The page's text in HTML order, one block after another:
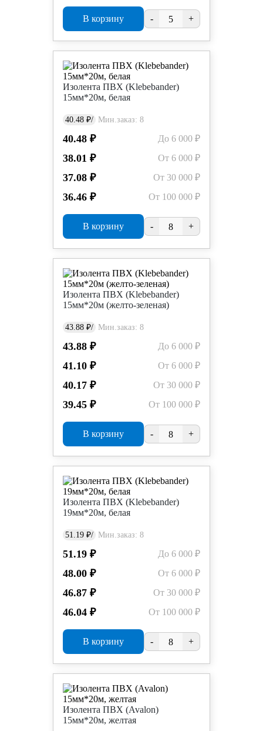
В корзину - +
Изолента ПВХ (Klebebander)
15мм*20м, белая
40.48 ₽/ Мин.заказ: 8
40.48 ₽ До 6 000 ₽
38.01 ₽ От 6 000 ₽
37.08 ₽ От 30 000 ₽
36.46 ₽ От 100 000 ₽
В корзину - +
Изолента ПВХ (Klebebander)
15мм*20м (желто-зеленая)
43.88 ₽/ Мин.заказ: 8
43.88 ₽ До 6 000 ₽
41.10 ₽ От 6 000 ₽
40.17 ₽ От 30 000 ₽
39.45 ₽ От 100 000 ₽
В корзину - +
Изолента ПВХ (Klebebander)
19мм*20м, белая
51.19 ₽/ Мин.заказ: 8
51.19 ₽ До 6 000 ₽
48.00 ₽ От 6 000 ₽
46.87 ₽ От 30 000 ₽
46.04 ₽ От 100 000 ₽
В корзину - +
Изолента ПВХ (Avalon)
15мм*20м, желтая